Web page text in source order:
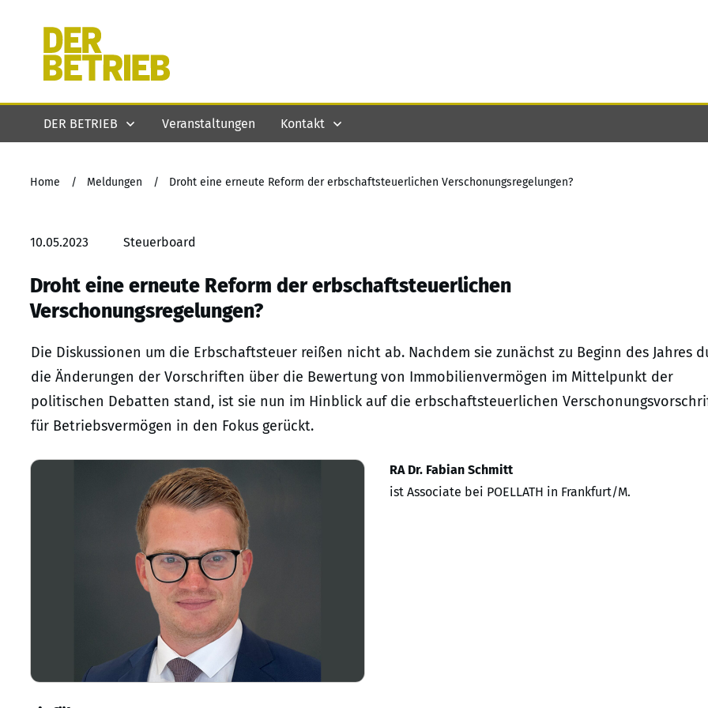
DER BETRIEB Veranstaltungen Kontakt
Home / Meldungen / Droht eine erneute Reform der erbschaftsteuerlichen Verschonungsregelungen?
10.05.2023 Steuerboard
Droht eine erneute Reform der erbschaftsteuerlichen
Verschonungsregelungen?
Die Diskussionen um die Erbschaftsteuer reißen nicht ab. Nachdem sie zunächst zu Beginn des Jahres
die Änderungen der Vorschriften über die Bewertung von Immobilienvermögen im Mittelpunkt der
politischen Debatten stand, ist sie nun im Hinblick auf die erbschaftsteuerlichen
für Betriebsvermögen in den Fokus gerückt.
RA Dr. Fabian Schmitt
ist Associate bei POELLATH in Frankfurt/M.